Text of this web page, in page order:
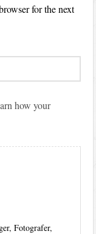
for the next
how your
Fotografer,